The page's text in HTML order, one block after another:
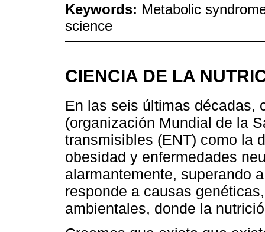
Keywords: Metabolic
science
CIENCIA DE LA
En las seis últimas décadas,
(organización Mundial de la
transmisibles (ENT) como la
obesidad y enfermedades
alarmantemente, superando
responde a causas
ambientales, donde la